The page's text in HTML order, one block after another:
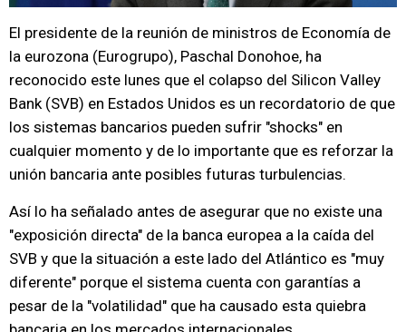
El presidente de la reunión de ministros de Economía de
la eurozona (Eurogrupo), Paschal Donohoe, ha
reconocido este lunes que el colapso del Silicon Valley
Bank (SVB) en Estados Unidos es un recordatorio de que
los sistemas bancarios pueden sufrir "shocks" en
cualquier momento y de lo importante que es reforzar la
unión bancaria ante posibles futuras turbulencias.
Así lo ha señalado antes de asegurar que no existe una
"exposición directa" de la banca europea a la caída del
SVB y que la situación a este lado del Atlántico es "muy
diferente" porque el sistema cuenta con garantías a
pesar de la "volatilidad" que ha causado esta quiebra